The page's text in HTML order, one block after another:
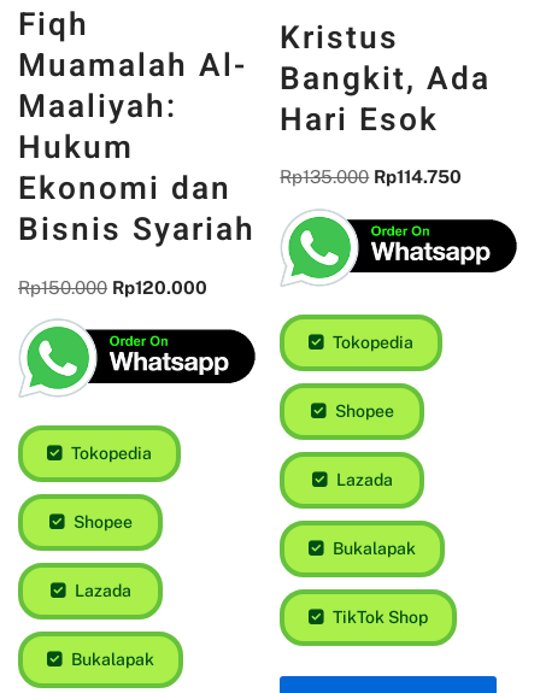
Fiqh
Muamalah Al-
Maaliyah:
Hukum
Ekonomi dan
Bisnis Syariah
Rp150.000 Rp120.000
Tokopedia
Shopee
Lazada
Bukalapak
Kristus
Bangkit, Ada
Hari Esok
Rp135.000 Rp114.750
Tokopedia
Shopee
Lazada
Bukalapak
TikTok Shop